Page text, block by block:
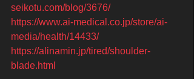
seikotu.com/blog/3676/
https://www.ai-medical.co.jp/store/ai-
media/health/14433/
https://alinamin.jp/tired/shoulder-
blade.html